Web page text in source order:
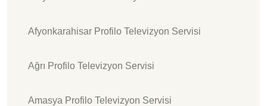
Afyonkarahisar Profilo Televizyon Servisi
Ağrı Profilo Televizyon Servisi
Amasya Profilo Televizyon Servisi